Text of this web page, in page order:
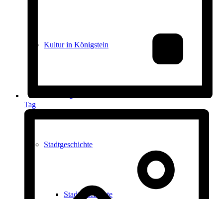
Kultur in Königstein
Stadtgeschichte
Stadtgeschichte
Tag